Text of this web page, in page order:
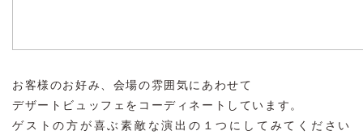
お客様のお好み、会場の雰囲気にあわせて
デザートビュッフェをコーディネートしています。
ゲストの方が喜ぶ素敵な演出の１つにしてみてください